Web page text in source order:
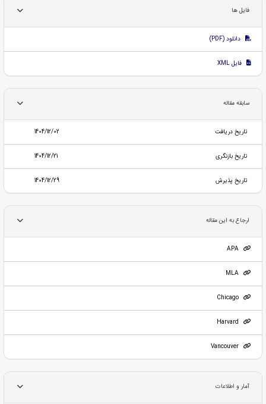
فایل ها
دانلود (PDF)
فایل XML
سابقه مقاله
تاریخ دریافت 1404/12/02
تاریخ بازنگری 1404/12/21
تاریخ پذیرش 1404/12/29
ارجاع به این مقاله
APA
MLA
Chicago
Vancouver
آمار و اطلاعات